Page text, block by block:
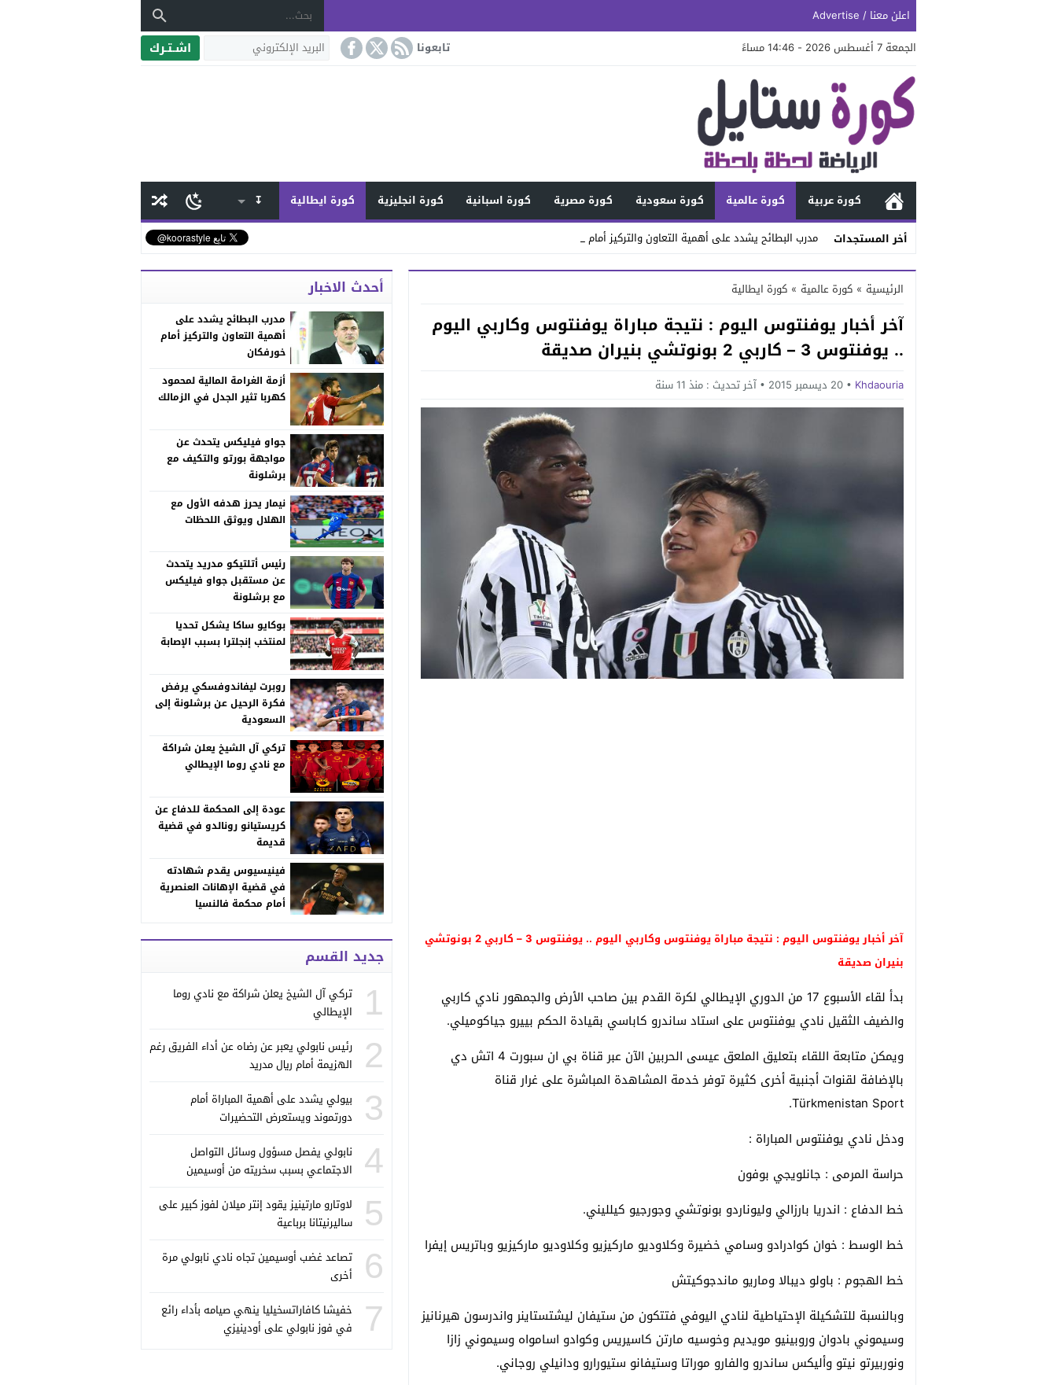
اعلن معنا / Advertise
الجمعة 7 أغسطس 2026 - 14:46 مساءً
تابعونا اشـتـرك
كورة عربية كورة عالمية كورة سعودية كورة مصرية كورة اسبانية كورة انجليزية كورة ايطالية
↧
أخر المستجدات
مدرب البطائح يشدد على أهمية التعاون والتركيز أمام خورفكان
Stop
Previous
Next
الرئيسية » كورة عالمية » كورة ايطالية
آخر أخبار يوفنتوس اليوم : نتيجة مباراة يوفنتوس وكاربي اليوم
.. يوفنتوس 3 – كاربي 2 بونوتشي بنيران صديقة
Khdaouria 20 ديسمبر 2015 آخر تحديث : منذ 11 سنة
آخر أخبار يوفنتوس اليوم : نتيجة مباراة يوفنتوس وكاربي اليوم .. يوفنتوس 3 – كاربي 2 بونوتشي
بنيران صديقة
بدأ لقاء الأسبوع 17 من الدوري الإيطالي لكرة القدم بين صاحب الأرض والجمهور نادي كاربي
والضيف الثقيل نادي يوفنتوس على استاد ساندرو كاباسي بقيادة الحكم بييرو جياكوميلي.
ويمكن متابعة اللقاء بتعليق الملعق عيسى الحربين الآن عبر قناة بي ان سبورت 4 اتش دي
بالإضافة لقنوات أجنبية أخرى كثيرة توفر خدمة المشاهدة المباشرة على غرار قناة
Türkmenistan Sport.
ودخل نادي يوفنتوس المباراة :
حراسة المرمى : جانلويجي بوفون
خط الدفاع : اندريا بارزالي وليوناردو بونوتشي وجورجيو كيلليني.
خط الوسط : خوان كوادرادو وسامي خضيرة وكلاوديو ماركيزيو وكلاوديو ماركيزيو وباتريس إيفرا
خط الهجوم : باولو ديبالا وماريو ماندجوكيتش
وبالنسبة للتشكيلة الإحتياطية لنادي اليوفي فتتكون من ستيفان ليشتستاينر واندرسون هيرنانيز
وسيموني بادوان وروبينيو مويديم وخوسيه مارتن كاسيريس وكوادو اسامواه وسيموني زازا
ونوربيرتو نيتو وأليكس ساندرو والفارو موراتا وستيفانو ستيورارو ودانيلي روجاني.
أحدث الاخبار
مدرب البطائح يشدد على
أهمية التعاون والتركيز أمام
خورفكان
أزمة الغرامة المالية لمحمود
كهربا تثير الجدل في الزمالك
جواو فيليكس يتحدث عن
مواجهة بورتو والتكيف مع
برشلونة
نيمار يحرز هدفه الأول مع
الهلال ويوثق اللحظات
رئيس أتلتيكو مدريد يتحدث
عن مستقبل جواو فيليكس
مع برشلونة
بوكايو ساكا يشكل تحديا
لمنتخب إنجلترا بسبب الإصابة
روبرت ليفاندوفسكي يرفض
فكرة الرحيل عن برشلونة إلى
السعودية
تركي آل الشيخ يعلن شراكة
مع نادي روما الإيطالي
عودة إلى المحكمة للدفاع عن
كريستيانو رونالدو في قضية
قديمة
فينيسيوس يقدم شهادته
في قضية الإهانات العنصرية
أمام محكمة فالنسيا
جديد القسم
1
تركي آل الشيخ يعلن شراكة مع نادي روما
الإيطالي
2
رئيس نابولي يعبر عن رضاه عن أداء الفريق رغم
الهزيمة أمام ريال مدريد
3
بيولي يشدد على أهمية المباراة أمام
دورتموند ويستعرض التحضيرات
4
نابولي يفصل مسؤول وسائل التواصل
الاجتماعي بسبب سخريته من أوسيمين
5
لاوتارو مارتينيز يقود إنتر ميلان لفوز كبير على
ساليرنيتانا برباعية
6
تصاعد غضب أوسيمين تجاه نادي نابولي مرة
أخرى
7
خفيشا كافاراتسخيليا ينهي صيامه بأداء رائع
في فوز نابولي على أودينيزي